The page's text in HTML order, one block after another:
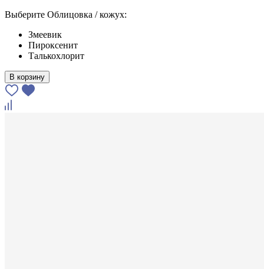
Выберите Облицовка / кожух:
Змеевик
Пироксенит
Талькохлорит
В корзину